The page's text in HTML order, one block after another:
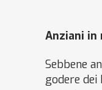
Anziani in
Sebbene
godere dei